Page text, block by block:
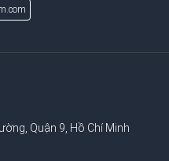
Quận 9, Hồ Chí Minh